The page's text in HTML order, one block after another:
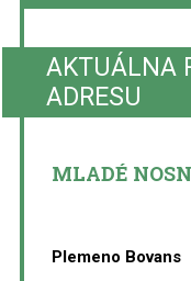
AKTUÁLNA
ADRESU
MLADÉ
Plemeno Bovans